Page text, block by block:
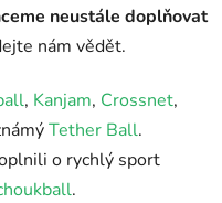
neustále doplňovat
nám vědět.
, Kanjam, Crossnet,
Tether Ball.
o rychlý sport
.